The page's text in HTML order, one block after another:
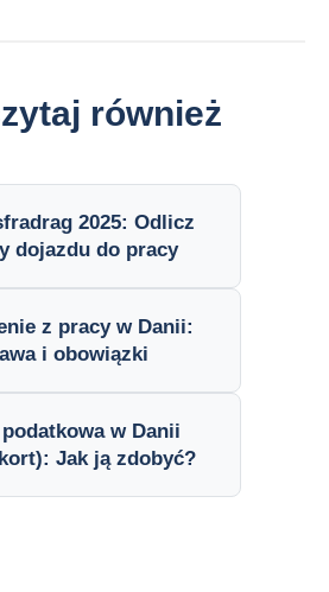
również
2025: Odlicz
dojazdu do pracy
z pracy w Danii:
i obowiązki
w Danii
Jak ją zdobyć?